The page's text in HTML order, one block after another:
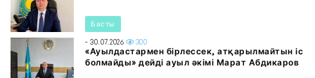
Басты
- 30.07.2026 300
«Ауылдастармен бірлессек, атқарылмайтын іс
болмайды» дейді ауыл әкімі Марат Абдикаров